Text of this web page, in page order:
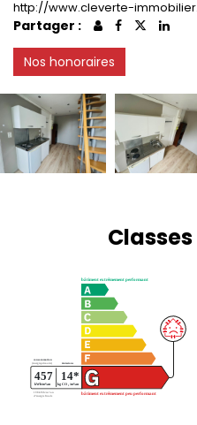
http://www.cleverte-
Partager :
Nos honoraires
Classes